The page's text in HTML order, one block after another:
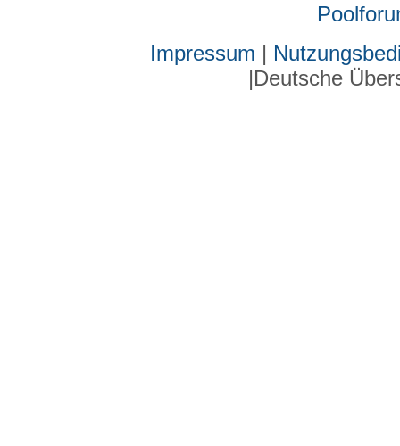
Impressum |
|Deutsche